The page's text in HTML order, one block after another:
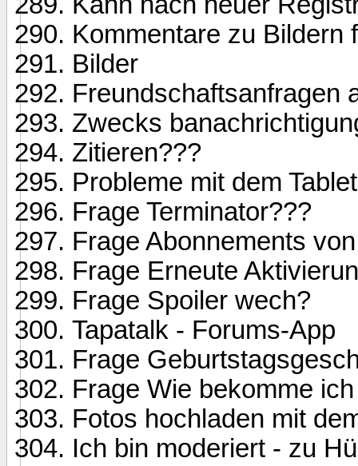
Kommentare zu Bildern
Bilder
Freundschaftsanfragen
Zwecks
Zitieren???
Probleme mit dem Tablet
Frage Terminator???
Frage Abonnements
Frage Erneute
Frage Spoiler wech?
Tapatalk - Forums-App
Frage
Frage Wie bekomme
Fotos hochladen mit
Ich bin moderiert - zu